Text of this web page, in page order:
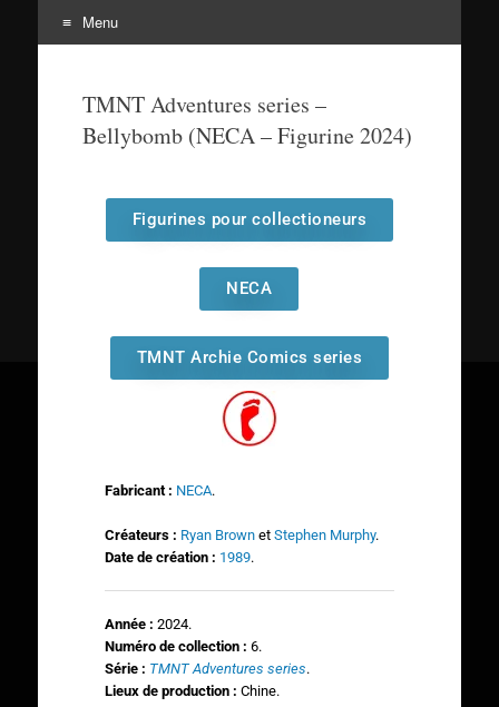
Menu
TMNT Adventures series –
Bellybomb (NECA – Figurine 2024)
Figurines pour collectioneurs
NECA
TMNT Archie Comics series
Fabricant : NECA.
Créateurs : Ryan Brownet Stephen Murphy.
Date de création : 1989.
Année : 2024.
Numéro de collection : 6.
Série : TMNT Adventures series.
Lieux de production : Chine.